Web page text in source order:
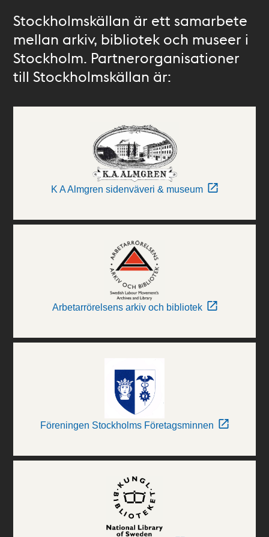
Stockholmskällan är ett samarbete
mellan arkiv, bibliotek och museer i
Stockholm. Partnerorganisationer
till Stockholmskällan är:
K A Almgren sidenväveri & museum
Arbetarrörelsens arkiv och bibliotek
Föreningen Stockholms Företagsminnen